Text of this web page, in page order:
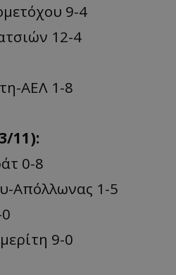
9-4
12-4
ΑΕΛ 1-8
11):
0-8
Απόλλωνας 1-5
9-0